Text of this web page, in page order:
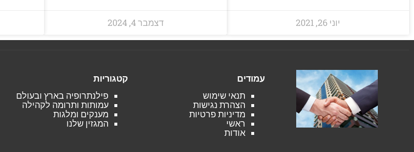
יוני 26, 2021 דצמבר 4, 2024
עמודים
תנאי שימוש
הצהרת נגישות
מדיניות פרטיות
ראשי
אודות
קטגוריות
פילנתרופיה בארץ ובעולם
עמותות ותרומה לקהילה
מענקים ומלגות
המגזין שלנו